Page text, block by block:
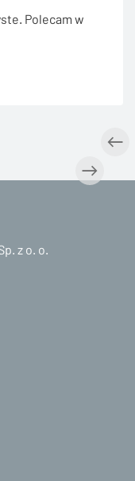
Polecam w
z o. o.